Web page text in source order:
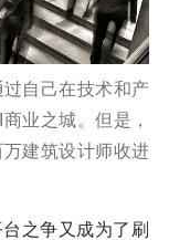
自己在技术和产
业之城。但是，
建筑设计师收进
之争又成为了刷